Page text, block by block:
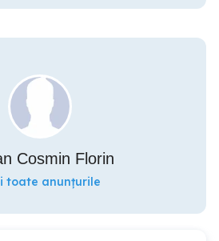
Cosmin Florin
toate anunțurile